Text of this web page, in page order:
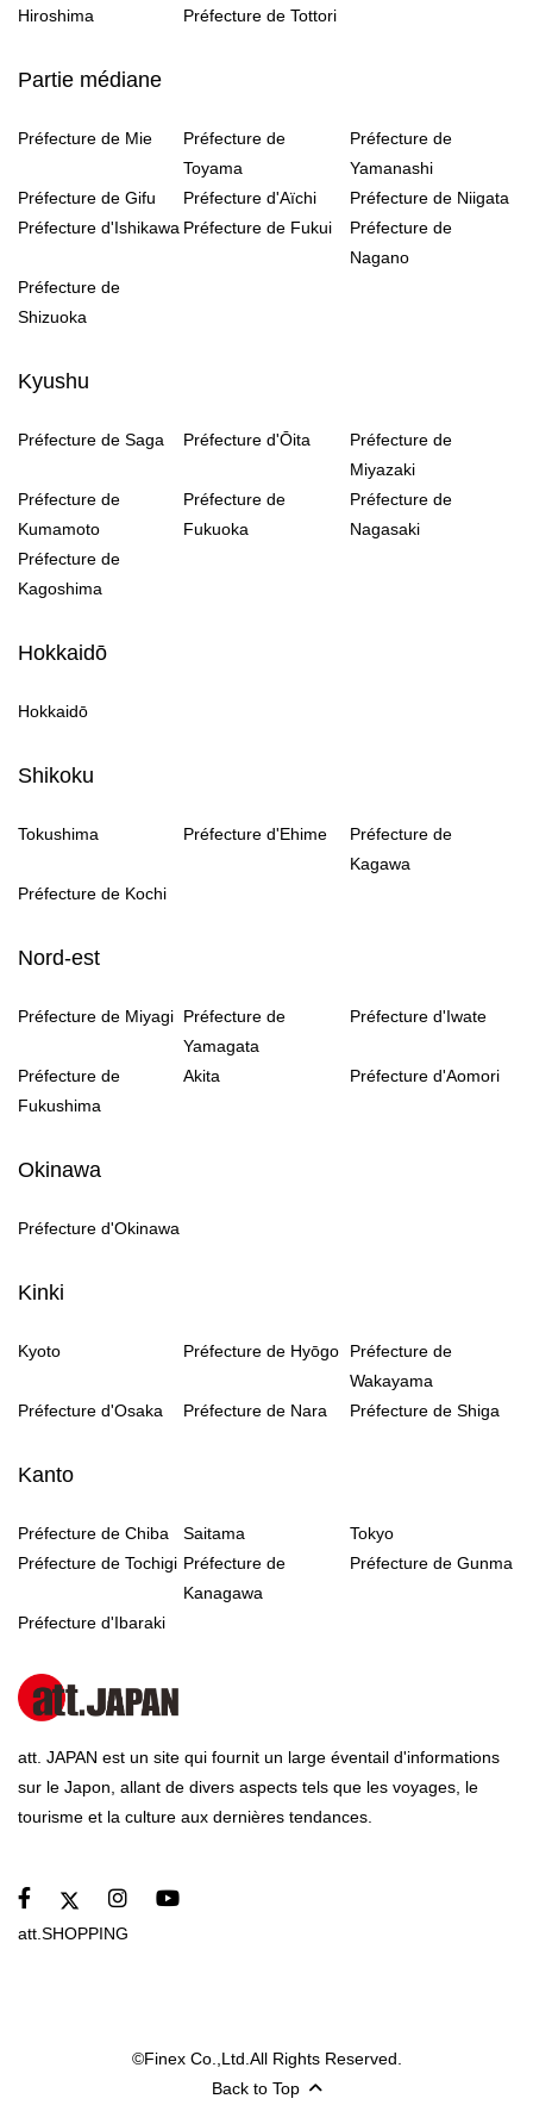
Hiroshima
Préfecture de Tottori
Partie médiane
Préfecture de Mie
Préfecture de
Toyama
Préfecture de
Yamanashi
Préfecture de Gifu
Préfecture d'Aïchi
Préfecture de Niigata
Préfecture d'Ishikawa Préfecture de Fukui
Préfecture de
Nagano
Préfecture de
Shizuoka
Kyushu
Préfecture de Saga Préfecture d'Ōita
Préfecture de
Miyazaki
Préfecture de
Kumamoto
Préfecture de
Fukuoka
Préfecture de
Nagasaki
Préfecture de
Kagoshima
Hokkaidō
Hokkaidō
Shikoku
Tokushima Préfecture d'Ehime
Préfecture de
Kagawa
Préfecture de Kochi
Nord-est
Préfecture de Miyagi Préfecture de
Yamagata
Préfecture d'Iwate
Préfecture de
Fukushima
Akita Préfecture d'Aomori
Okinawa
Préfecture d'Okinawa
Kinki
Kyoto Préfecture de Hyōgo
Préfecture de
Wakayama
Préfecture d'Osaka
Préfecture de Nara Préfecture de Shiga
Kanto
Préfecture de Chiba Saitama
Tokyo
Préfecture de Tochigi Préfecture de
Kanagawa
Préfecture de Gunma
Préfecture d'Ibaraki
att. JAPAN est un site qui fournit un large éventail d'informations
sur le Japon, allant de divers aspects tels que les voyages, le
tourisme et la culture aux dernières tendances.
att.SHOPPING
©Finex Co.,Ltd.All Rights Reserved.
Back to Top